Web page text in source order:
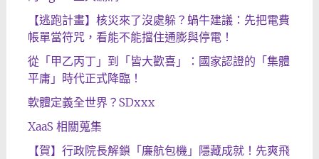
【逃跑計畫】核災來了沒處躲？蝸牛建議：先把電費
帳單當符咒，看能不能擋住通膨與停電！
從「甲乙丙丁」到「皆大歡喜」：國家認證的「集體
平庸」時代正式降臨！
軟體定義全世界？SDxxx
XaaS 相關蒐集
【賀】行政院長解鎖「廉航包機」隱藏成就！先爽飛